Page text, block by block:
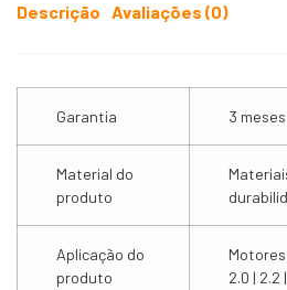
Descrição Avaliações (0)
Garantia 3 meses
Material do
produto
Aplicação do
produto
Motores
2.0 | 2.2